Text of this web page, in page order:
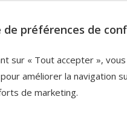
Carte
promotions
Code:
de préférences de
sur « Tout accepter »,
améliorer la navigation
de marketing.